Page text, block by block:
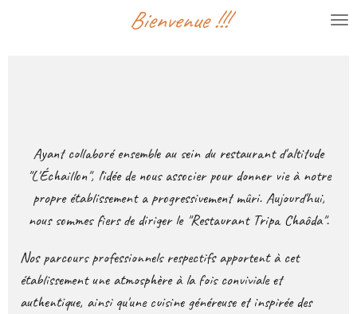
Bienvenue !!!
Ayant collaboré ensemble au sein du restaurant d'altitude
"L'Échaillon", l'idée de nous associer pour donner vie à notre
propre établissement a progressivement mûri. Aujourd'hui,
nous sommes fiers de diriger le "Restaurant Tripa Chaôda".
Nos parcours professionnels respectifs apportent à cet
établissement une atmosphère à la fois conviviale et
authentique, ainsi qu'une cuisine généreuse et inspirée des